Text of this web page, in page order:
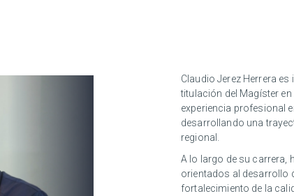
Claudio Jerez Herrera
titulación del Magíster
experiencia profesional
desarrollando una
regional.
A lo largo de su carrera,
orientados al desarrollo
fortalecimiento de la